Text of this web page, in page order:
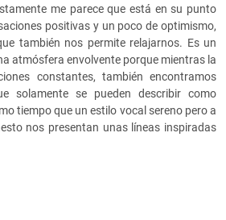
me parece que está en su punto
positivas y un poco de optimismo,
también nos permite relajarnos. Es un
atmósfera envolvente porque mientras la
constantes, también encontramos
solamente se pueden describir como
tiempo que un estilo vocal sereno pero a
nos presentan unas líneas inspiradas